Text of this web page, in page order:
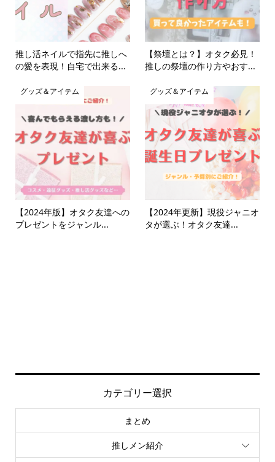
推し活ネイルで指先に推しへ
の愛を表現！自宅で出来る...
【祭壇とは？】オタク必見！
推しの祭壇の作り方やおす...
グッズ＆アイテム
【2024年版】オタク友達への
プレゼントをジャンル...
グッズ＆アイテム
【2024年更新】現役ジャニオ
タが選ぶ！オタク友達...
カテゴリー選択
まとめ
推しメン紹介